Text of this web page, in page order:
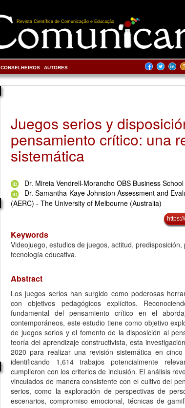
Revista Científica de Comunicação e Educação
CONSELHEIROS AUTORES
Juegos serios y
pensamiento crítico: una
sistemática
Dr. Mireia Vendrell-Morancho OBS Business
Dr. Samantha-Kaye Johnston Assessment and
(AERC) - The University of Melbourne (Australia)
Keywords
Videojuego, estudios de juegos, actitud,
tecnología educativa.
Abstract
Los juegos serios han surgido como poderosas
con objetivos pedagógicos explícitos.
fundamental del pensamiento crítico en el
contemporáneos, este estudio tiene como objetivo
de juegos serios y el fomento de la disposición al
teoría del aprendizaje constructivista, esta
2020 para realizar una revisión sistemática en
identificando 1,614 trabajos potencialmente
cumplieron con los criterios de inclusión. El análisis
vinculados de manera consistente con el cultivo del
serios, como la exploración de perspectivas de
escenarios, compromiso emocional, técnicas de